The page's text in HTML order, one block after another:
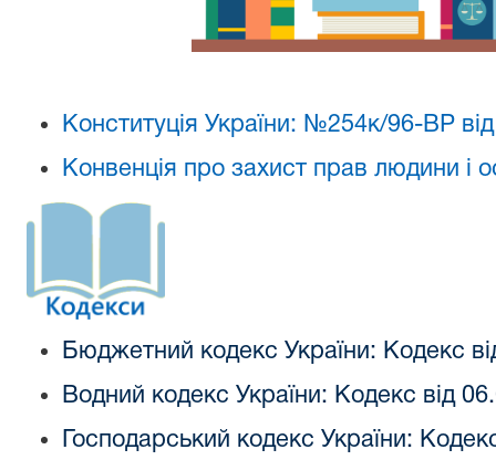
Конституція України: №254к/96-ВР
Конвенція про захист прав людини і
Бюджетний кодекс України: Кодекс
Водний кодекс України: Кодекс від
Господарський кодекс України: